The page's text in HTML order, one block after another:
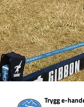
Trygg e-